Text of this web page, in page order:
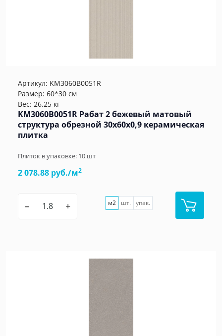
Артикул: KM3060B0051R
Размер: 60*30 см
Вес: 26.25 кг
KM3060B0051R Рабат 2 бежевый матовый
структура обрезной 30x60x0,9 керамическая
плитка
Плиток в упаковке: 10 шт
2 078.88 руб./м2
– + м2 шт. упак.